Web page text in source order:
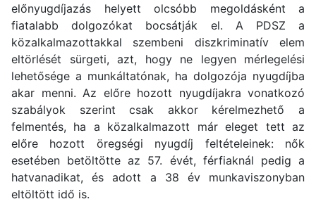
előnyugdíjazás helyett olcsóbb megoldásként a
fiatalabb dolgozókat bocsátják el. A PDSZ a
közalkalmazottakkal szembeni diszkriminatív elem
eltörlését sürgeti, azt, hogy ne legyen mérlegelési
lehetősége a munkáltatónak, ha dolgozója nyugdíjba
akar menni. Az előre hozott nyugdíjakra vonatkozó
szabályok szerint csak akkor kérelmezhető a
felmentés, ha a közalkalmazott már eleget tett az
előre hozott öregségi nyugdíj feltételeinek: nők
esetében betöltötte az 57. évét, férfiaknál pedig a
hatvanadikat, és adott a 38 év munkaviszonyban
eltöltött idő is.